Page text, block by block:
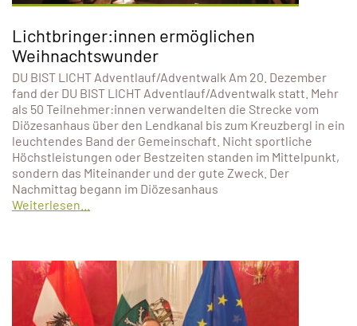
Lichtbringer:innen ermöglichen
Weihnachtswunder
DU BIST LICHT Adventlauf/Adventwalk Am 20. Dezember
fand der DU BIST LICHT Adventlauf/Adventwalk statt. Mehr
als 50 Teilnehmer:innen verwandelten die Strecke vom
Diözesanhaus über den Lendkanal bis zum Kreuzbergl in ein
leuchtendes Band der Gemeinschaft. Nicht sportliche
Höchstleistungen oder Bestzeiten standen im Mittelpunkt,
sondern das Miteinander und der gute Zweck. Der
Nachmittag begann im Diözesanhaus
Weiterlesen...